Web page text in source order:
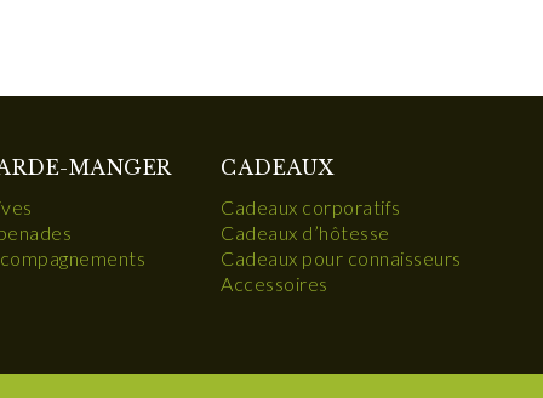
MANGER CADEAUX
Cadeaux corporatifs
Cadeaux d’hôtesse
Cadeaux pour connaisseurs
Accessoires